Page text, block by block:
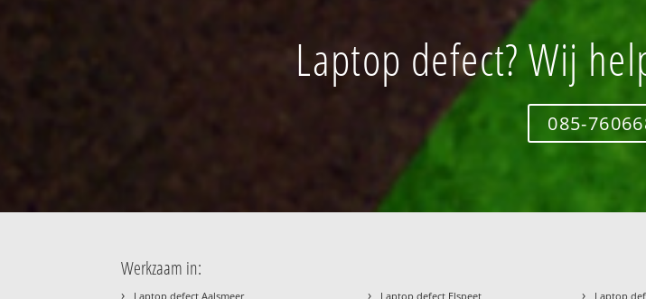
Laptop defect? Wij
085-
Werkzaam in:
› Laptop defect Aalsmeer › Laptop defect Elspeet › Laptop